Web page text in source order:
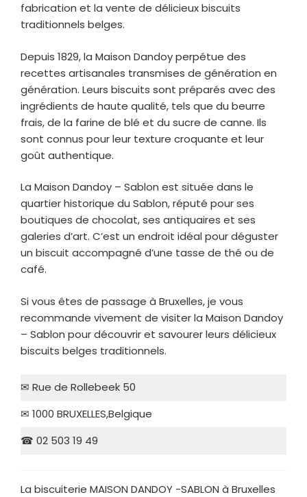
fabrication et la vente de délicieux biscuits
traditionnels belges.
Depuis 1829, la Maison Dandoy perpétue des
recettes artisanales transmises de génération en
génération. Leurs biscuits sont préparés avec des
ingrédients de haute qualité, tels que du beurre
frais, de la farine de blé et du sucre de canne. Ils
sont connus pour leur texture croquante et leur
goût authentique.
La Maison Dandoy – Sablon est située dans le
quartier historique du Sablon, réputé pour ses
boutiques de chocolat, ses antiquaires et ses
galeries d’art. C’est un endroit idéal pour déguster
un biscuit accompagné d’une tasse de thé ou de
café.
Si vous êtes de passage à Bruxelles, je vous
recommande vivement de visiter la Maison Dandoy
– Sablon pour découvrir et savourer leurs délicieux
biscuits belges traditionnels.
✉ Rue de Rollebeek 50
✉ 1000 BRUXELLES,Belgique
☎ 02 503 19 49
La biscuiterie MAISON DANDOY -SABLON à Bruxelles